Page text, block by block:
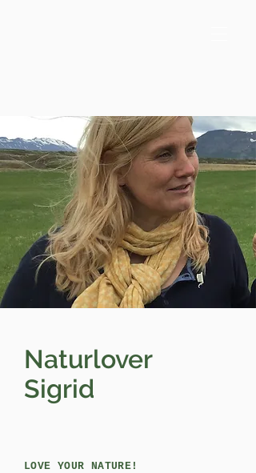
Naturlover
Sigrid
LOVE YOUR NATURE!